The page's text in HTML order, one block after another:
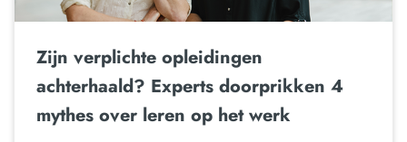
Zijn verplichte opleidingen
achterhaald? Experts doorprikken 4
mythes over leren op het werk